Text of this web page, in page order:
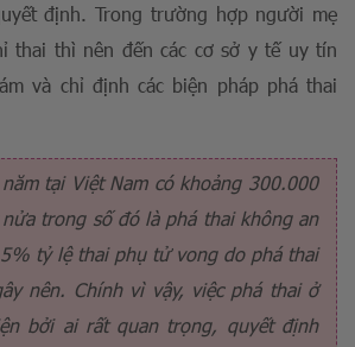
định. Trong trường hợp người mẹ
thai thì nên đến các cơ sở y tế uy tín
và chỉ định các biện pháp phá thai
tại Việt Nam có khoảng 300.000
trong số đó là phá thai không an
tỷ lệ thai phụ tử vong do phá thai
nên. Chính vì vậy, việc phá thai ở
bởi ai rất quan trọng, quyết định